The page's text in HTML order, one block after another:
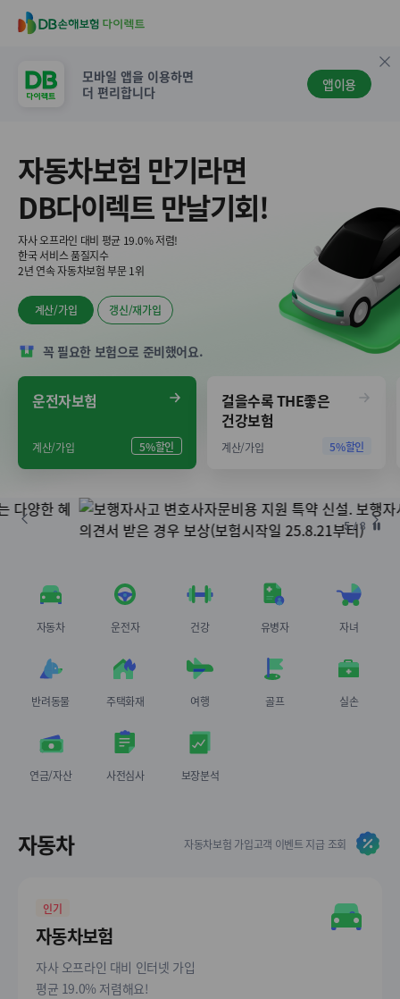
D
해
이
렉
트
모바일 앱을 이용하면
더 편리합니다
앱이용
닫
자동차보험 만기라면
DB다이렉트 만날기회!
자사 오프라인 대비 평균 19.0% 저렴!
한국 서비스 품질지수
2년 연속 자동차보험 부문 1위
계산/가입 갱신/재가입
꼭 필요한 보험으로 준비했어요.
운전자보험
계산/가입 5%할인
걸을수록 THE좋은
건강보험
계산/가입 5%할인
5/8
자동차 운전자 건강 유병자 자녀
반려동물 주택화재 여행 골프 실손
연금/자산 사전심사 보장분석
자동차 자동차보험 가입고객 이벤트 지급 조회
인기
자동차보험
자사 오프라인 대비 인터넷 가입
평균 19.0% 저렴해요!